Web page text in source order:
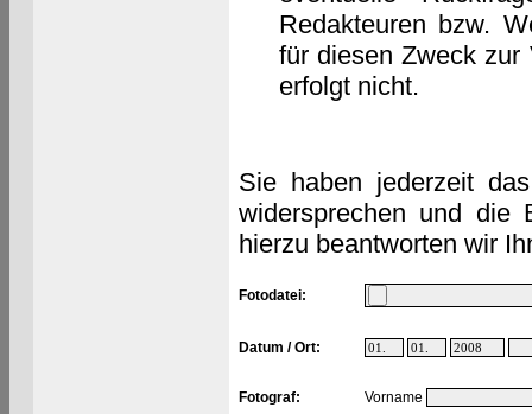
Redakteuren bzw.
für diesen Zweck zur
erfolgt nicht.
Sie haben jederzeit
widersprechen und die
hierzu beantworten wir
Fotodatei:
Datum / Ort:
Fotograf:
Vorname